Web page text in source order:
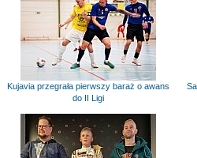
Kujavia przegrała pierwszy baraż o awans
do II Ligi